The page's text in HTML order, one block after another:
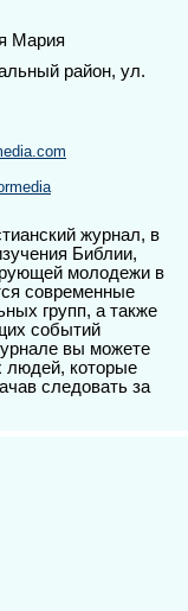
Мария
район, ул.
журнал, в
Библии,
молодежи в
современные
групп, а также
событий
вы можете
людей, которые
следовать за